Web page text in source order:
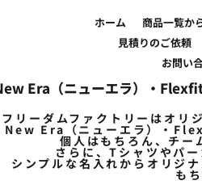
ホーム 商品一覧か
見積りのご依頼
お問い
Era（ニューエラ）・
フリーダムファクトリーはオリ
New Era（ニューエラ）・
個人はもちろん、チー
さらに、Tシャツやパ
シンプルな名入れからオリジ
も
ップ）
キャップ）
プ